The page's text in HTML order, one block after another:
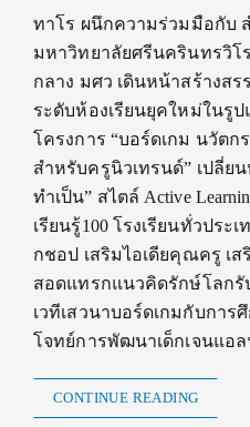
ทาโร ผนึกความร่วมมือกับ
มหาวิทยาลัยศรีนครินทรวิ
กลาง มศว เดินหน้าสร้างสร
ระดับห้องเรียนยุคใหม่ในรูป
โครงการ “บอร์ดเกม นวัต
สำหรับครูนิวเทรนด์” เปลี่ย
ทำเป็น” สไตล์ Active
เรียนรู้100 โรงเรียนทั่วประ
กชอป เสริมไอเดียคุณครู เ
สอดแทรกแนวคิดรักษ์โลกรั
เวทีเสวนาบอร์ดเกมกับการ
โจทย์การพัฒนาเด็กเจนแ
CONTINUE READING